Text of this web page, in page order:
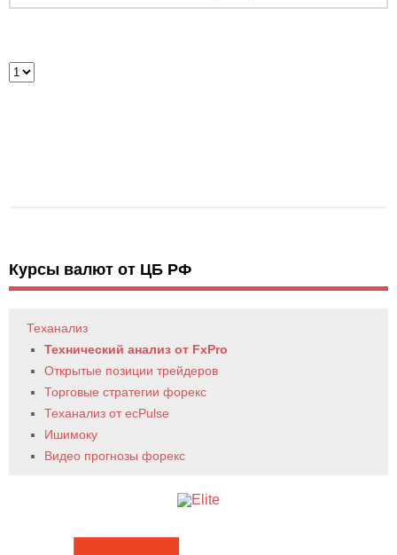
Курсы валют от ЦБ РФ
Теханализ
Технический анализ от FxPro
Открытые позиции трейдеров
Торговые стратегии форекс
Теханализ от ecPulse
Ишимоку
Видео прогнозы форекс